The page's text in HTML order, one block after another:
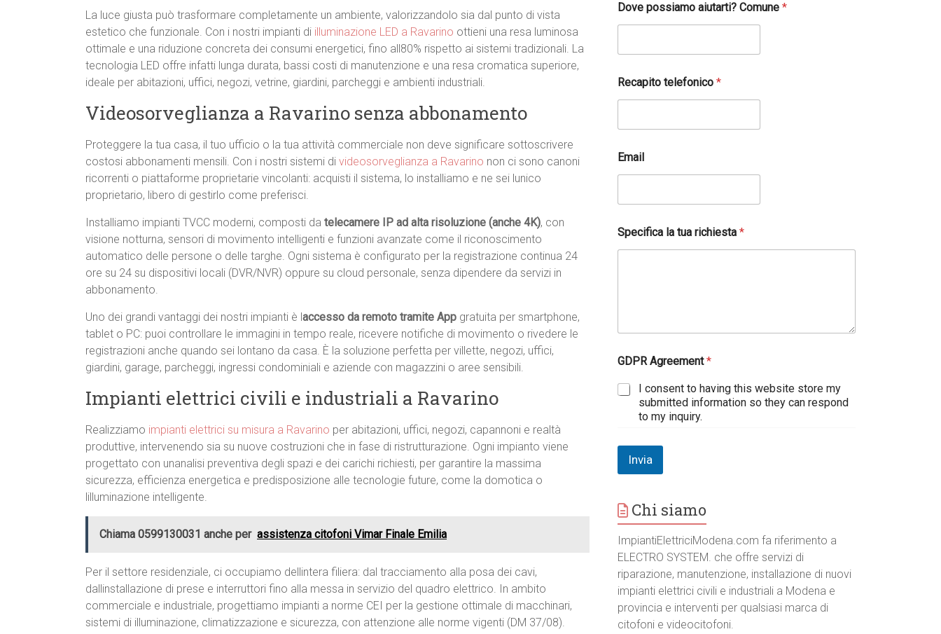
La luce giusta può trasformare completamente un ambiente, valorizzandolo sia dal punto di vista
estetico che funzionale. Con i nostri impianti di illuminazione LED a Ravarino ottieni una resa luminosa
ottimale e una riduzione concreta dei consumi energetici, fino all80% rispetto ai sistemi tradizionali. La
tecnologia LED offre infatti lunga durata, bassi costi di manutenzione e una resa cromatica superiore,
ideale per abitazioni, uffici, negozi, vetrine, giardini, parcheggi e ambienti industriali.
Videosorveglianza a Ravarino senza abbonamento
Proteggere la tua casa, il tuo ufficio o la tua attività commerciale non deve significare sottoscrivere
costosi abbonamenti mensili. Con i nostri sistemi di videosorveglianza a Ravarino non ci sono canoni
ricorrenti o piattaforme proprietarie vincolanti: acquisti il sistema, lo installiamo e ne sei lunico
proprietario, libero di gestirlo come preferisci.
Installiamo impianti TVCC moderni, composti da telecamere IP ad alta risoluzione (anche 4K), con
visione notturna, sensori di movimento intelligenti e funzioni avanzate come il riconoscimento
automatico delle persone o delle targhe. Ogni sistema è configurato per la registrazione continua 24
ore su 24 su dispositivi locali (DVR/NVR) oppure su cloud personale, senza dipendere da servizi in
abbonamento.
Uno dei grandi vantaggi dei nostri impianti è l accesso da remoto tramite App gratuita per smartphone,
tablet o PC: puoi controllare le immagini in tempo reale, ricevere notifiche di movimento o rivedere le
registrazioni anche quando sei lontano da casa. È la soluzione perfetta per villette, negozi, uffici,
giardini, garage, parcheggi, ingressi condominiali e aziende con magazzini o aree sensibili.
Impianti elettrici civili e industriali a Ravarino
Realizziamo impianti elettrici su misura a Ravarino per abitazioni, uffici, negozi, capannoni e realtà
produttive, intervenendo sia su nuove costruzioni che in fase di ristrutturazione. Ogni impianto viene
progettato con unanalisi preventiva degli spazi e dei carichi richiesti, per garantire la massima
sicurezza, efficienza energetica e predisposizione alle tecnologie future, come la domotica o
lilluminazione intelligente.
Chiama 0599130031 anche per assistenza citofoni Vimar Finale Emilia
Per il settore residenziale, ci occupiamo dellintera filiera: dal tracciamento alla posa dei cavi,
dallinstallazione di prese e interruttori fino alla messa in servizio del quadro elettrico. In ambito
commerciale e industriale, progettiamo impianti a norme CEI per la gestione ottimale di macchinari,
sistemi di illuminazione, climatizzazione e sicurezza, con attenzione alle norme vigenti (DM 37/08).
Dove possiamo aiutarti? Comune*
Recapito telefonico*
Email
Specifica la tua richiesta*
o
c
f
a
N
o
m
e
GDPR Agreement*
I consent to having this website store my
submitted information so they can respond
to my inquiry.
Invia
Chi siamo
ImpiantiElettriciModena.com fa riferimento a
ELECTRO SYSTEM. che offre servizi di
riparazione, manutenzione, installazione di nuovi
impianti elettrici civili e industriali a Modena e
provincia e interventi per qualsiasi marca di
citofoni e videocitofoni.